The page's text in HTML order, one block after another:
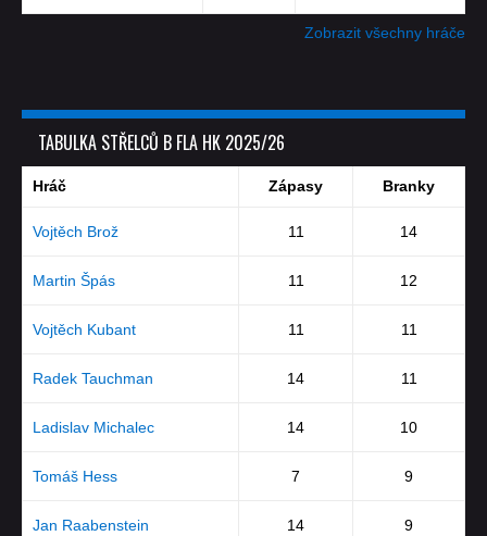
Zobrazit všechny hráče
TABULKA STŘELCŮ B FLA HK 2025/26
Hráč Zápasy Branky
Vojtěch Brož 11 14
Martin Špás 11 12
Vojtěch Kubant 11 11
Radek Tauchman 14 11
Ladislav Michalec 14 10
Tomáš Hess 7 9
Jan Raabenstein 14 9